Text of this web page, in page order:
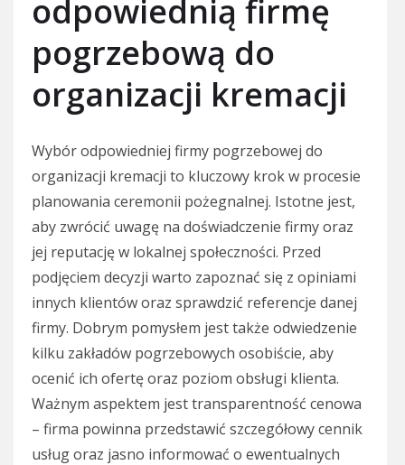
odpowiednią firmę
pogrzebową do
organizacji kremacji
Wybór odpowiedniej firmy pogrzebowej do
organizacji kremacji to kluczowy krok w procesie
planowania ceremonii pożegnalnej. Istotne jest,
aby zwrócić uwagę na doświadczenie firmy oraz
jej reputację w lokalnej społeczności. Przed
podjęciem decyzji warto zapoznać się z opiniami
innych klientów oraz sprawdzić referencje danej
firmy. Dobrym pomysłem jest także odwiedzenie
kilku zakładów pogrzebowych osobiście, aby
ocenić ich ofertę oraz poziom obsługi klienta.
Ważnym aspektem jest transparentność cenowa
– firma powinna przedstawić szczegółowy cennik
usług oraz jasno informować o ewentualnych